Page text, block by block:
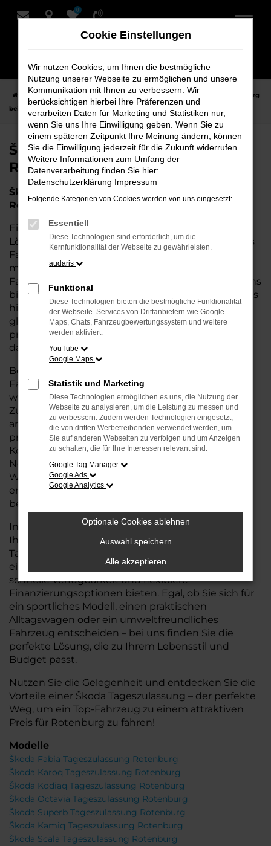
Zum
0
Startseite Rotenburg Škoda
Škoda Tageszulassung für Rotenburg
bei Schmidt + Koch
Škoda Tageszulassung für
Rotenburg bei Schmidt + Koch
Škoda Tageszulassung – Die perfekte Wahl für
Rotenburg
Eine Škoda Tageszulassung stellt die perfekte
Lösung für all diejenigen dar, die ein nahezu neues
Fahrzeug zu attraktiven Konditionen erwerben
möchten. Wenn Sie für Rotenburg nach einem
Fahrzeug suchen, das die Vorteile eines Neuwagens
bietet – von modernster Technik und Sicherheit bis
hin zu einer erstklassigen Ausstattung – aber
gleichzeitig von einem günstigeren Preis
profitieren wollen, ist eine Tageszulassung genau
das Richtige für Sie.
Bei einer Tageszulassung handelt es sich um
Fahrzeuge, die nur wenige Tage zugelassen
wurden, aber dennoch in ausgezeichnetem
Zustand und mit voller Herstellergarantie
angeboten werden. Sie erhalten also ein Auto, das
praktisch neu ist, jedoch zu deutlich günstigeren
Konditionen im Vergleich zum regulären
Neuwagenpreis. So können Sie Ihr
Wunschfahrzeug zu einem attraktiven Preis
erwerben und müssen dabei keine Kompromisse
bei der Qualität eingehen.
In unserem Autohaus für Rotenburg bieten wir
Ihnen eine große Auswahl an Škoda
Tageszulassungen, die Ihnen nicht nur den Vorteil
eines nahezu neuen Autos, sondern auch eine
schnelle Verfügbarkeit und flexiblere
Finanzierungsoptionen bieten. Egal, ob Sie sich für
ein sportliches Modell, einen praktischen
Alltagswagen oder ein umweltfreundliches
Fahrzeug entscheiden – bei uns finden Sie die
perfekte Lösung, die zu Ihrem Lebensstil und
Budget passt.
Nutzen Sie die Gelegenheit und entdecken Sie die
Vorteile einer Škoda Tageszulassung – der perfekte
Weg, um ein Top-Fahrzeug zu einem attraktiven
Preis für Rotenburg zu fahren!
Modelle
Škoda Fabia Tageszulassung Rotenburg
Škoda Karoq Tageszulassung Rotenburg
Škoda Kodiaq Tageszulassung Rotenburg
Škoda Octavia Tageszulassung Rotenburg
Škoda Superb Tageszulassung Rotenburg
Škoda Kamiq Tageszulassung Rotenburg
Škoda Scala Tageszulassung Rotenburg
Cookie Einstellungen
Wir nutzen Cookies, um Ihnen die bestmögliche
Nutzung unserer Webseite zu ermöglichen und unsere
Kommunikation mit Ihnen zu verbessern. Wir
berücksichtigen hierbei Ihre Präferenzen und
verarbeiten Daten für Marketing und Statistiken nur,
wenn Sie uns Ihre Einwilligung geben. Wenn Sie zu
einem späteren Zeitpunkt Ihre Meinung ändern, können
Sie die Einwilligung jederzeit für die Zukunft widerrufen.
Weitere Informationen zum Umfang der
Datenverarbeitung finden Sie hier:
Datenschutzerklärung Impressum
Folgende Kategorien von Cookies werden von uns eingesetzt:
Essentiell
Diese Technologien sind erforderlich, um die
Kernfunktionalität der Webseite zu gewährleisten.
audaris
Funktional
Diese Technologien bieten die bestmögliche Funktionalität
der Webseite. Services von Drittanbietern wie Google
Maps, Chats, Fahrzeugbewertungssystem und weitere
werden aktiviert.
YouTube
Google Maps
Statistik und Marketing
Diese Technologien ermöglichen es uns, die Nutzung der
Webseite zu analysieren, um die Leistung zu messen und
zu verbessern. Zudem werden Technologien eingesetzt,
die von dritten Werbetreibenden verwendet werden, um
Sie auf anderen Webseiten zu verfolgen und um Anzeigen
zu schalten, die für Ihre Interessen relevant sind.
Google Tag Manager
Google Ads
Google Analytics
Optionale Cookies ablehnen
Auswahl speichern
Alle akzeptieren